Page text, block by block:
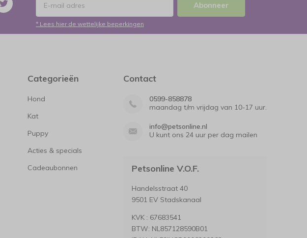
Abonneer
* Lees hier de wettelijke beperkingen
Categorieën
Hond
Kat
Puppy
Acties & specials
Cadeaubonnen
Contact
0599-858878
maandag t/m vrijdag van 10-17 uur.
info@petsonline.nl
U kunt ons 24 uur per dag mailen
Petsonline V.O.F.
Handelsstraat 40
9501 EV Stadskanaal
KVK : 67683541
BTW: NL857128590B01